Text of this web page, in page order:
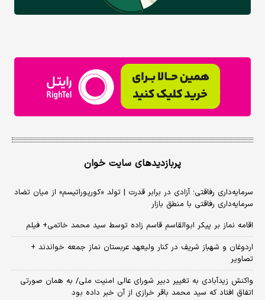
پربازدیدهای سایت خوان
سرمایه‌داری رفاقتی؛ آزادی در برابر قدرت | تولد «کورپوراتیسم» از میان تضاد
سرمایه‌داری رفاقتی با منطق بازار
اقامه نماز بر پیکر ابوالقاسم قاسم زاده توسط سید محمد خاتمی+ فیلم
اردوغان و شهباز شریف در کنار ولیعهد عربستان نماز جمعه خواندند +
تصاویر
واکنش زیدآبادی به تغییر دبیر شورای عالی امنیت ملی/ به همان صورتی
اتفاق افتاد که سید محمد باقر خرازی از آن خبر داده بود